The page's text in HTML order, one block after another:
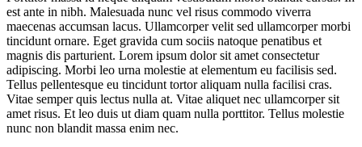
est ante in nibh. Malesuada nunc vel risus commodo viverra
maecenas accumsan lacus. Ullamcorper velit sed ullamcorper morbi
tincidunt ornare. Eget gravida cum sociis natoque penatibus et
magnis dis parturient. Lorem ipsum dolor sit amet consectetur
adipiscing. Morbi leo urna molestie at elementum eu facilisis sed.
Tellus pellentesque eu tincidunt tortor aliquam nulla facilisi cras.
Vitae semper quis lectus nulla at. Vitae aliquet nec ullamcorper sit
amet risus. Et leo duis ut diam quam nulla porttitor. Tellus molestie
nunc non blandit massa enim nec.